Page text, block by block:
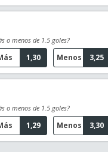
o menos de 1.5 goles?
1,30 3,25
Menos
o menos de 1.5 goles?
1,29 3,30
Menos